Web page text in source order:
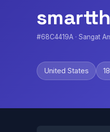
#68C4419A · Sangat
United States